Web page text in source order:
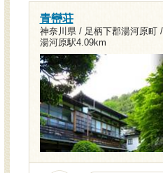
青巒荘
神奈川県 / 足柄下郡湯河原町
湯河原駅4.09km